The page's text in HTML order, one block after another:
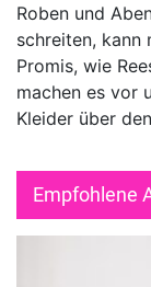
Roben und
schreiten, kann
Promis, wie
machen es vor
Kleider über
Empfohlene